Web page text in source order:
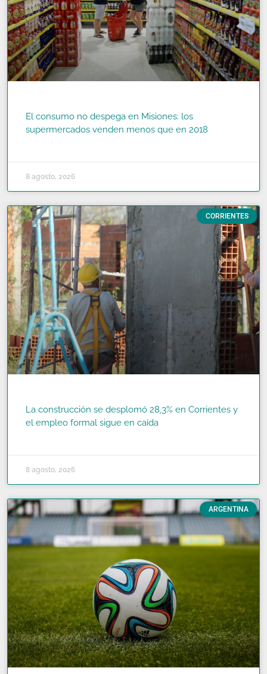
El consumo no despega en Misiones: los
supermercados venden menos que en 2018
8 agosto, 2026
CORRIENTES
La construcción se desplomó 28,3% en Corrientes y
el empleo formal sigue en caída
8 agosto, 2026
ARGENTINA